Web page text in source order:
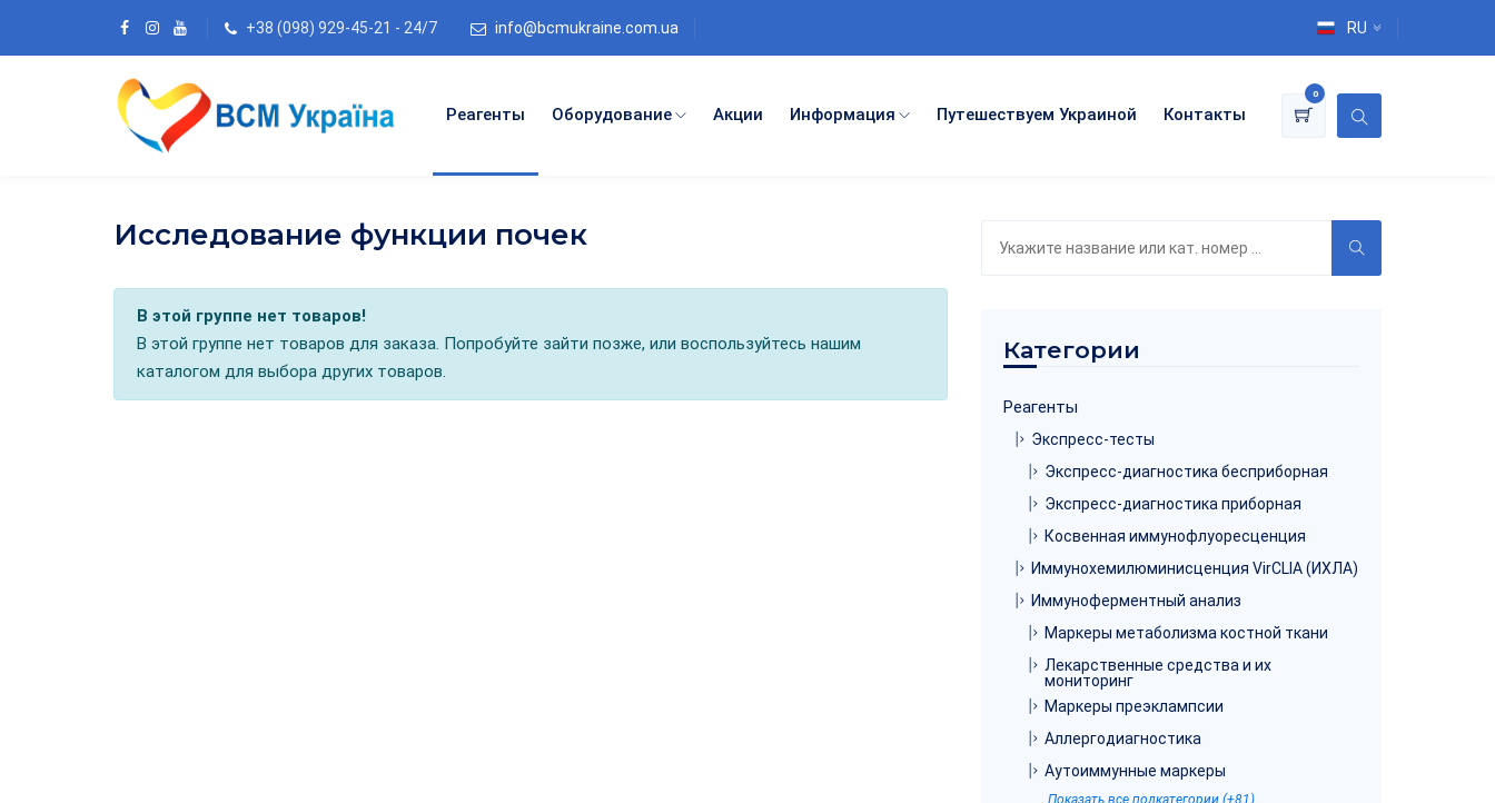
+38 (098) 929-45-21 - 24/7 info@bcmukraine.com.ua RU
Реагенты Оборудование Акции Информация Путешествуем Украиной Контакты
0
Исследование функции почек
В этой группе нет товаров!
В этой группе нет товаров для заказа. Попробуйте зайти позже, или воспользуйтесь нашим
каталогом для выбора других товаров.
Категории
Реагенты
Экспресс-тесты
Экспресс-диагностика бесприборная
Экспресс-диагностика приборная
Косвенная иммунофлуоресценция
Иммунохемилюминисценция VirCLIA (ИХЛА)
Иммуноферментный анализ
Маркеры метаболизма костной ткани
Лекарственные средства и их
мониторинг
Маркеры преэклампсии
Аллергодиагностика
Аутоиммунные маркеры
Показать все подкатегории (+81)